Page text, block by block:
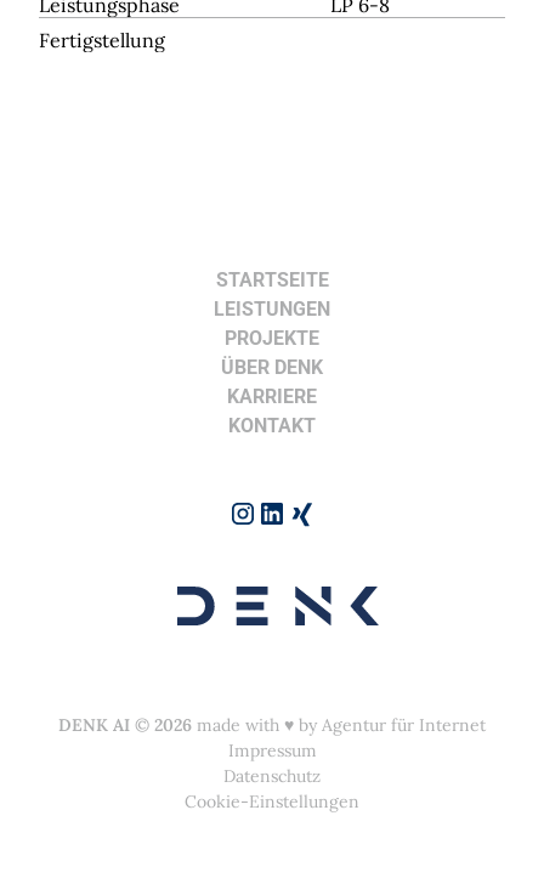
Leistungsphase
LP 6-8
Fertigstellung
STARTSEITE
LEISTUNGEN
PROJEKTE
ÜBER DENK
KARRIERE
KONTAKT
DENK AI © 2026 made with ♥︎ by Agentur für Internet
Impressum
Datenschutz
Cookie-Einstellungen